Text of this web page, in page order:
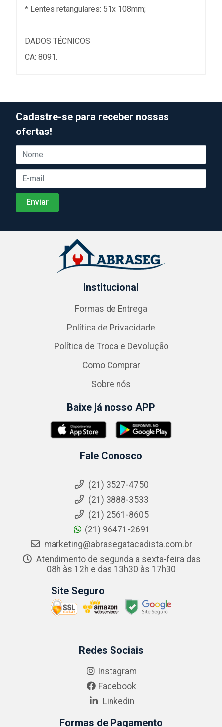
* Lentes retangulares: 51x 108mm;
DADOS TÉCNICOS
CA: 8091.
Cadastre-se para receber nossas
ofertas!
Institucional
Formas de Entrega
Política de Privacidade
Política de Troca e Devolução
Como Comprar
Sobre nós
Baixe já nosso APP
Fale Conosco
(21) 3527-4750
(21) 3888-3533
(21) 2561-8605
(21) 96471-2691
marketing@abrasegatacadista.com.br
Atendimento de segunda a sexta-feira das
08h às 12h e das 13h30 às 17h30
Site Seguro
Redes Sociais
Instagram
Facebook
Linkedin
Formas de Pagamento